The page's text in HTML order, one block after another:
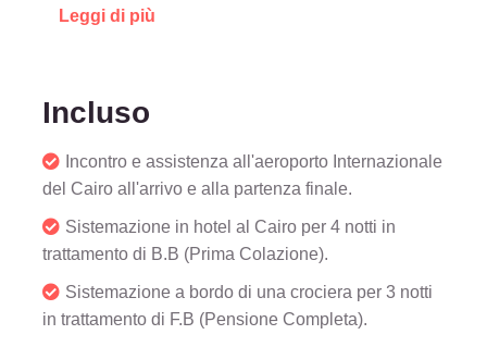
fiumi, rendendo la tua esperienza
Leggi di più
Incluso
Incontro e assistenza all'aeroporto Internazionale
del Cairo all'arrivo e alla partenza finale.
Sistemazione in hotel al Cairo per 4 notti in
trattamento di B.B (Prima Colazione).
Sistemazione a bordo di una crociera per 3 notti
in trattamento di F.B (Pensione Completa).